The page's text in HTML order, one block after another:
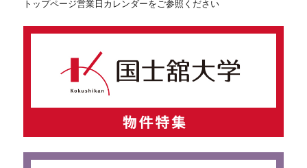
トップページ営業日カレンダーをご参照ください